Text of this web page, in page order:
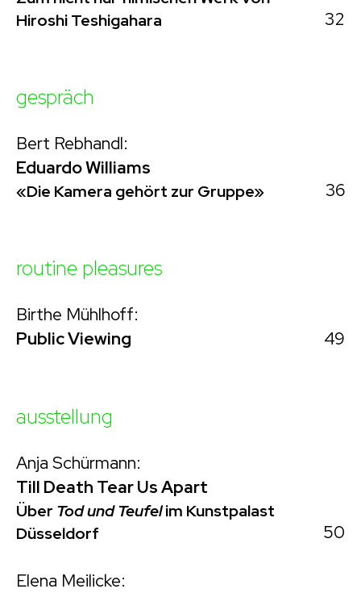
Hiroshi Teshigahara
32
gespräch
Bert Rebhandl:
Eduardo Williams
«Die Kamera gehört zur Gruppe» 36
routine pleasures
Birthe Mühlhoff:
Public Viewing
49
ausstellung
Anja Schürmann:
Till Death Tear Us Apart
Über Tod und Teufelim Kunstpalast
Düsseldorf
50
Elena Meilicke: